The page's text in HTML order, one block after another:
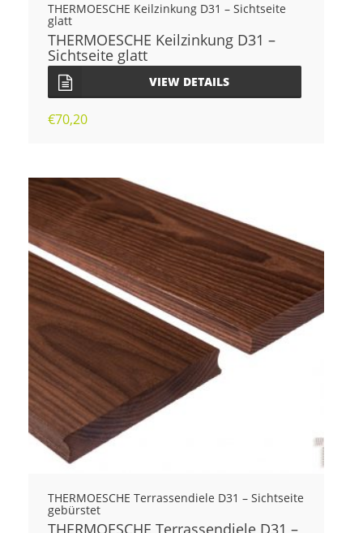
THERMOESCHE Keilzinkung D31 – Sichtseite
glatt
THERMOESCHE Keilzinkung D31 –
Sichtseite glatt
VIEW DETAILS
€70,20
THERMOESCHE Terrassendiele D31 – Sichtseite
gebürstet
THERMOESCHE Terrassendiele D31 –